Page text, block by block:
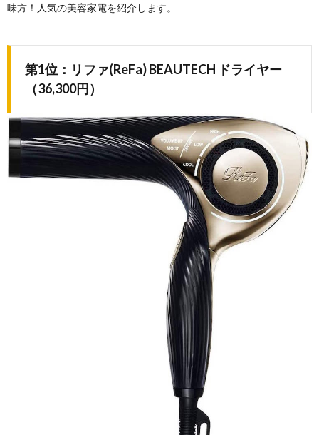
味方！人気の美容家電を紹介します。
第1位：リファ(ReFa) BEAUTECH ドライヤー
（36,300円）